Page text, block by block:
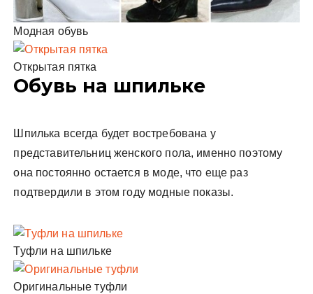
Модная обувь
Открытая пятка
Обувь на шпильке
Шпилька всегда будет востребована у
представительниц женского пола, именно поэтому
она постоянно остается в моде, что еще раз
подтвердили в этом году модные показы.
Туфли на шпильке
Оригинальные туфли